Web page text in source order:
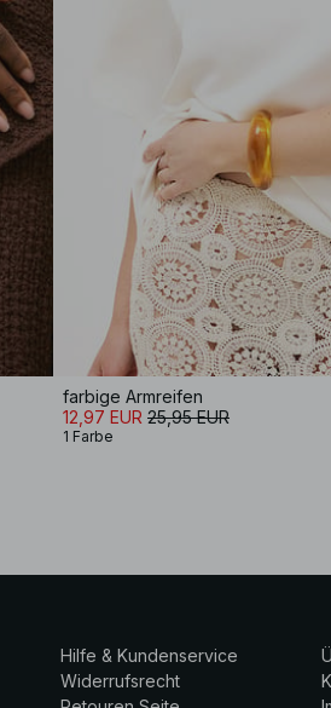
farbige Armreifen
12,97 EUR 25,95 EUR
1 Farbe
Hilfe & Kundenservice
Widerrufsrecht